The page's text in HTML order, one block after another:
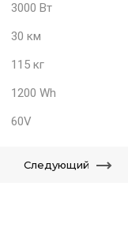
3000 Вт
30 км
115 кг
1200 Wh
60V
Следующий